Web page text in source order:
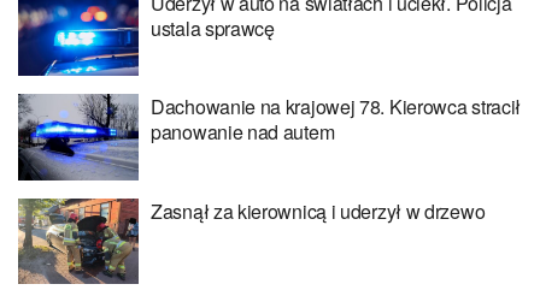
ustala sprawcę
Dachowanie na krajowej 78. Kierowca stracił
panowanie nad autem
Zasnął za kierownicą i uderzył w drzewo